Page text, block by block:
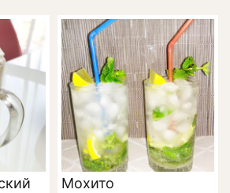
Мохито